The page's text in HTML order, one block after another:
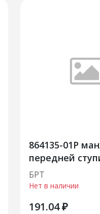
864135-01Р
передней
пружиной
БРТ
Нет в наличии
191.04 ₽